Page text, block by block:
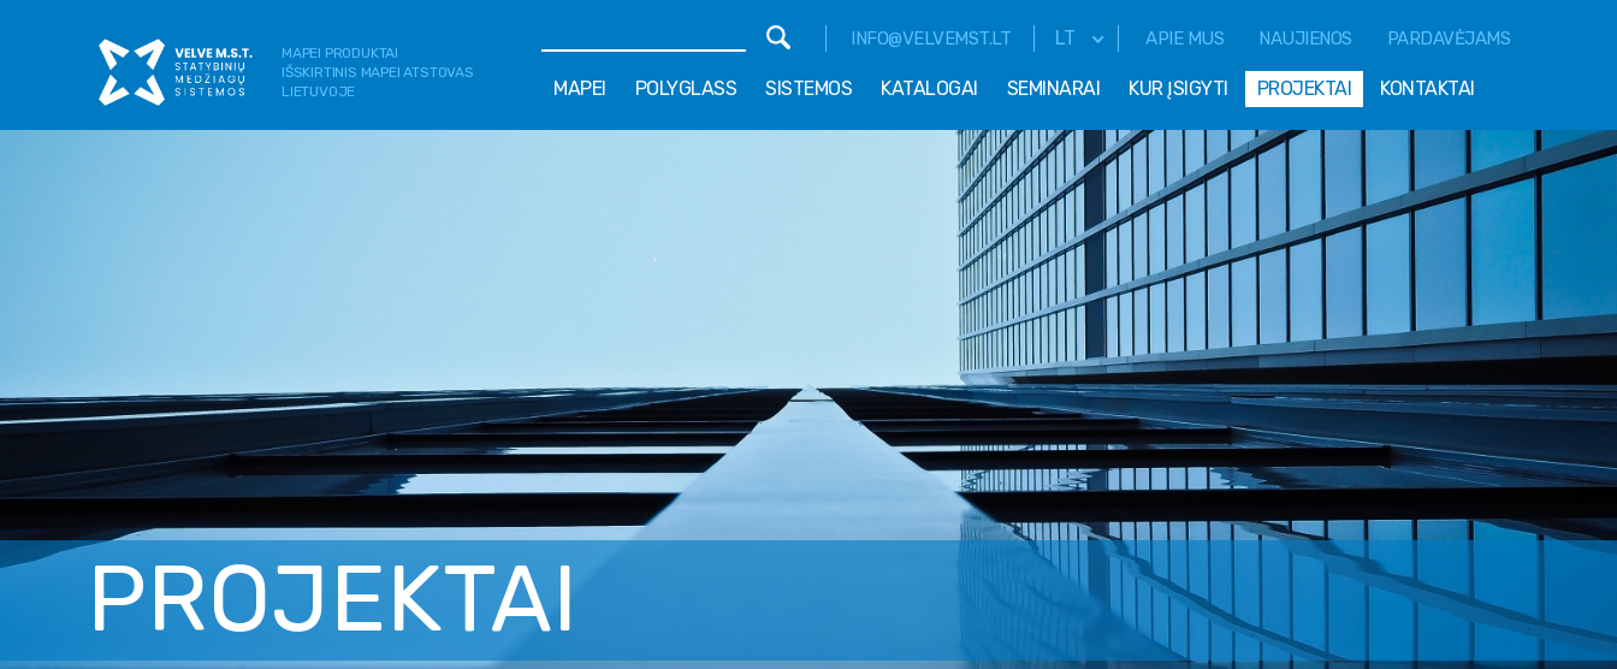
MAPEI PRODUKTAI
IŠSKIRTINIS MAPEI ATSTOVAS
LIETUVOJE
APIE MUS NAUJIENOS PARDAVĖJAMS
LT
INFO@VELVEMST.LT
MAPEI POLYGLASS SISTEMOS KATALOGAI SEMINARAI KUR ĮSIGYTI PROJEKTAI KONTAKTAI
PROJEKTAI